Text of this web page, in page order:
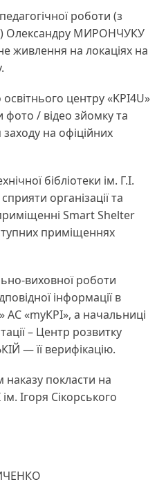
роботи (з
Олександру МИРОНЧУКУ
живлення на локаціях на
центру «KPI4U»
фото / відео зйомку та
на офіційних
бібліотеки ім. Г.І.
організації та
Smart Shelter
приміщеннях
виховної роботи
інформації в
АС «myКРІ», а начальниці
– Центр розвитку
— її верифікацію.
покласти на
Ігоря Сікорського